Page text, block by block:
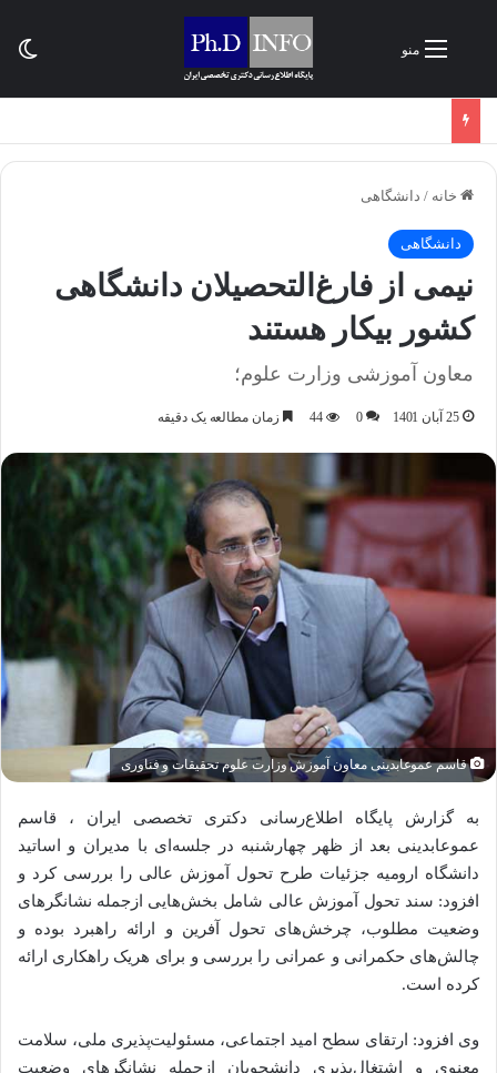
منو
خانه / دانشگاهی
دانشگاهی
نیمی از فارغ‌التحصیلان دانشگاهی
کشور بیکار هستند
معاون آموزشی وزارت علوم؛
25 آبان 1401 0
44 زمان مطالعه یک دقیقه
قاسم عموعابدینی معاون آموزش وزارت علوم تحقیقات و فناوری
به گزارش پایگاه اطلاع‌رسانی دکتری تخصصی ایران ، قاسم
عموعابدینی بعد از ظهر چهارشنبه در جلسه‌ای با مدیران و اساتید
دانشگاه ارومیه جزئیات طرح تحول آموزش عالی را بررسی کرد و
افزود: سند تحول آموزش عالی شامل بخش‌هایی ازجمله نشانگرهای
وضعیت مطلوب، چرخش‌های تحول آفرین و ارائه راهبرد بوده و
چالش‌های حکمرانی و عمرانی را بررسی و برای هریک راهکاری ارائه
کرده است.
وی افزود: ارتقای سطح امید اجتماعی، مسئولیت‌پذیری ملی، سلامت
معنوی و اشتغال‌پذیری دانشجویان ازجمله نشانگرهای وضعیت